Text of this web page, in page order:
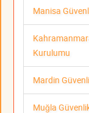
Manisa
Kurulumu
Mardin
Muğla